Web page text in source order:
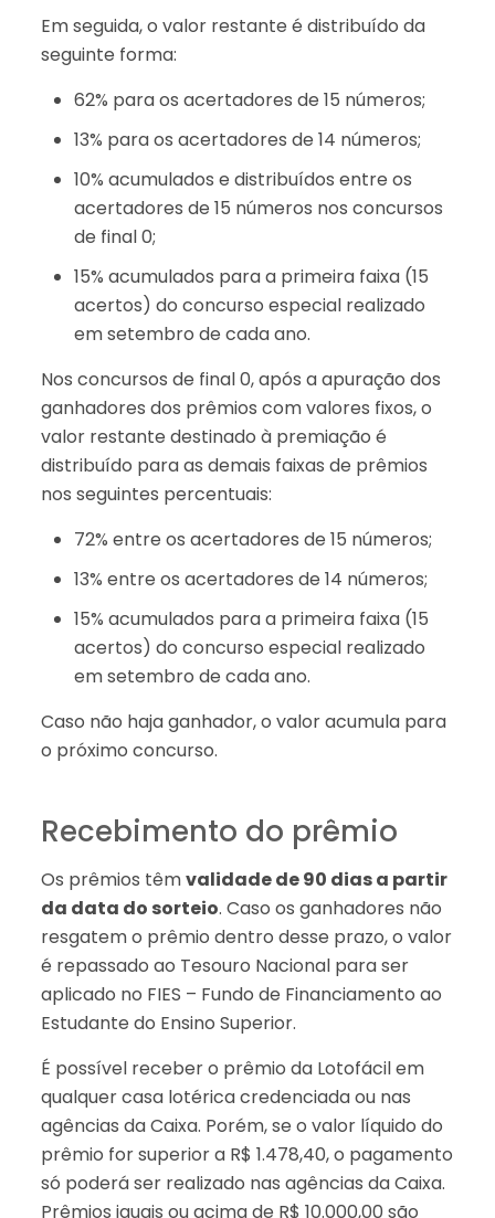
Em seguida, o valor restante é distribuído da
seguinte forma:
62% para os acertadores de 15 números;
13% para os acertadores de 14 números;
10% acumulados e distribuídos entre os
acertadores de 15 números nos concursos
de final 0;
15% acumulados para a primeira faixa (15
acertos) do concurso especial realizado
em setembro de cada ano.
Nos concursos de final 0, após a apuração dos
ganhadores dos prêmios com valores fixos, o
valor restante destinado à premiação é
distribuído para as demais faixas de prêmios
nos seguintes percentuais:
72% entre os acertadores de 15 números;
13% entre os acertadores de 14 números;
15% acumulados para a primeira faixa (15
acertos) do concurso especial realizado
em setembro de cada ano.
Caso não haja ganhador, o valor acumula para
o próximo concurso.
Recebimento do prêmio
Os prêmios têmvalidade de 90 dias a partir
da data do sorteio. Caso os ganhadores não
resgatem o prêmio dentro desse prazo, o valor
é repassado ao Tesouro Nacional para ser
aplicado no FIES – Fundo de Financiamento ao
Estudante do Ensino Superior.
É possível receber o prêmio da Lotofácil em
qualquer casa lotérica credenciada ou nas
agências da Caixa. Porém, se o valor líquido do
prêmio for superior a R$ 1.478,40, o pagamento
só poderá ser realizado nas agências da Caixa.
Prêmios iguais ou acima de R$ 10.000,00 são